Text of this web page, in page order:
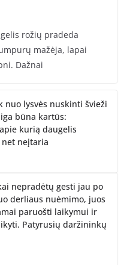
rožių pradeda
mažėja, lapai
Dažnai
nuo lysvės nuskinti švieži
būna kartūs:
kurią daugelis
neįtaria
nepradėtų gesti jau po
derliaus nuėmimo, juos
paruošti laikymui ir
Patyrusių daržininkų